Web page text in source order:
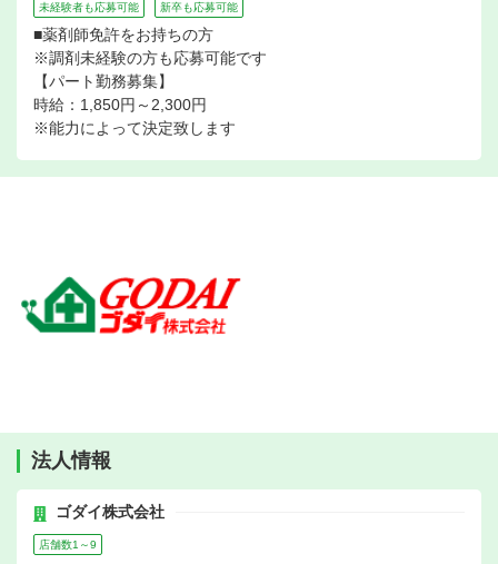
未経験者も応募可能 新卒も応募可能
■薬剤師免許をお持ちの方
※調剤未経験の方も応募可能です
【パート勤務募集】
時給：1,850円～2,300円
※能力によって決定致します
法人情報
ゴダイ株式会社
店舗数1～9